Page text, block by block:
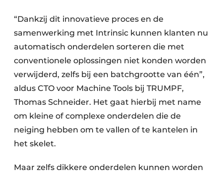
“Dankzij dit innovatieve proces en de
samenwerking met Intrinsic kunnen klanten nu
automatisch onderdelen sorteren die met
conventionele oplossingen niet konden worden
verwijderd, zelfs bij een batchgrootte van één”,
aldus CTO voor Machine Tools bij TRUMPF,
Thomas Schneider. Het gaat hierbij met name
om kleine of complexe onderdelen die de
neiging hebben om te vallen of te kantelen in
het skelet.
Maar zelfs dikkere onderdelen kunnen worden